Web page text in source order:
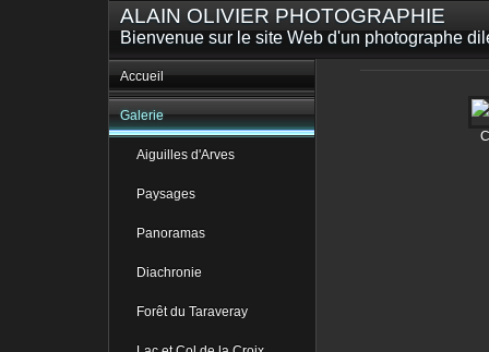
ALAIN OLIVIER PHOTOGRAPHIE
Bienvenue sur le site Web d'un photographe
Accueil
Galerie
Aiguilles d'Arves
Paysages
Panoramas
Diachronie
Forêt du Taraveray